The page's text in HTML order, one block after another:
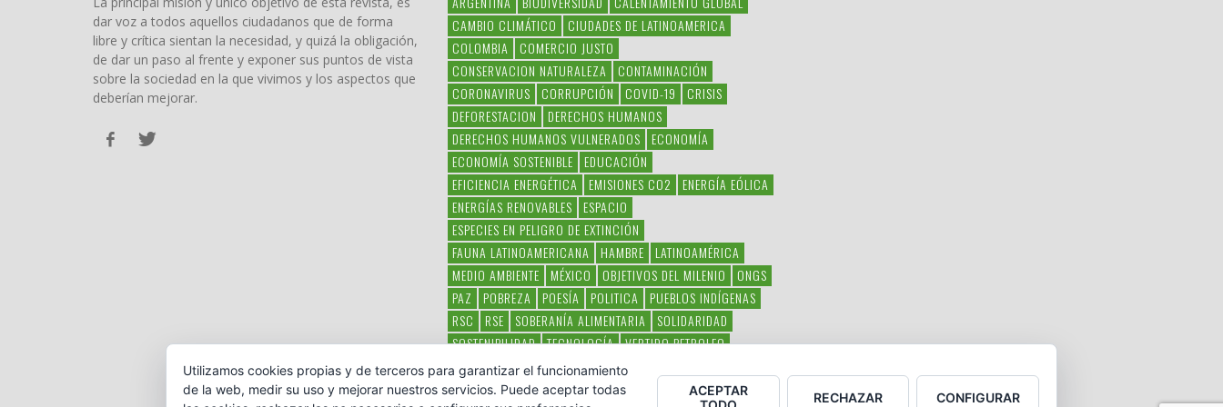
dar voz a todos aquellos ciudadanos que de forma
libre y crítica sientan la necesidad, y quizá la obligación,
de dar un paso al frente y exponer sus puntos de vista
sobre la sociedad en la que vivimos y los aspectos que
deberían mejorar.
CAMBIO CLIMÁTICO
CIUDADES DE LATINOAMERICA
COLOMBIA
COMERCIO JUSTO
CONSERVACION NATURALEZA
CONTAMINACIÓN
CORONAVIRUS
CORRUPCIÓN COVID-19
CRISIS
DEFORESTACION
DERECHOS HUMANOS
DERECHOS HUMANOS VULNERADOS
ECONOMÍA
ECONOMÍA SOSTENIBLE
EDUCACIÓN
EFICIENCIA ENERGÉTICA
EMISIONES CO2
ENERGÍA EÓLICA
ENERGÍAS RENOVABLES
ESPACIO
ESPECIES EN PELIGRO DE EXTINCIÓN
FAUNA LATINOAMERICANA
HAMBRE
LATINOAMÉRICA
MEDIO AMBIENTE
MÉXICO OBJETIVOS DEL MILENIO
ONGS
PAZ
POBREZA POESÍA POLITICA
PUEBLOS INDÍGENAS
RSC
RSE SOBERANÍA ALIMENTARIA
SOLIDARIDAD
SOSTENIBILIDAD TECNOLOGÍA VERTIDO PETROLEO
VIOLENCIA DE GÉNERO.
Utilizamos cookies propias y de terceros para garantizar el funcionamiento
de la web, medir su uso y mejorar nuestros servicios. Puede aceptar todas
ACEPTAR
RECHAZAR CONFIGURAR